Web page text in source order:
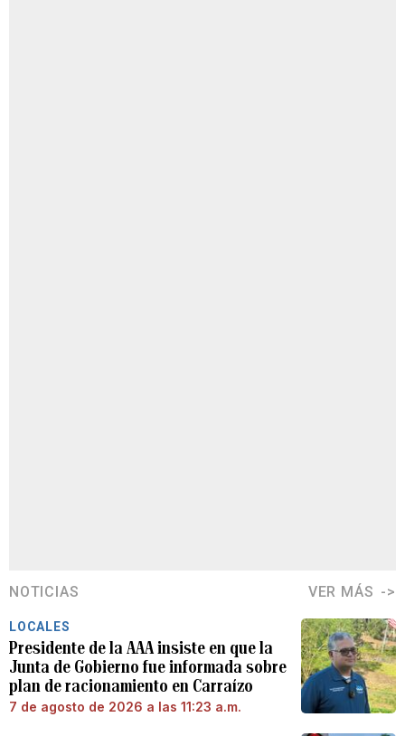
NOTICIAS VER MÁS
LOCALES
Presidente de la AAA insiste en que la
Junta de Gobierno fue informada sobre
plan de racionamiento en Carraízo
7 de agosto de 2026 a las 11:23 a.m.